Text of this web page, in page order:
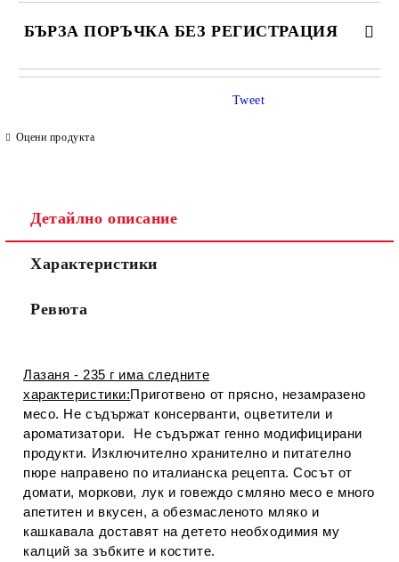
БЪРЗА ПОРЪЧКА БЕЗ РЕГИСТРАЦИЯ
САМО ПОПЪЛНЕТЕ 4 ПОЛЕТА
Съгласен съм сПолитиката за лични данни
Ние ще се свържем с вас в рамките на работния ден.
Оцени продукта
Tweet
Детайлно описание
Характеристики
Ревюта
Лазаня - 235 г има следните
характеристики:Приготвено от прясно, незамразено
месо. Не съдържат консерванти, оцветители и
ароматизатори. Не съдържат генно модифицирани
продукти. Изключително хранително и питателно
пюре направено по италианска рецепта. Сосът от
домати, моркови, лук и говеждо смляно месо е много
апетитен и вкусен, а обезмасленото мляко и
кашкавала доставят на детето необходимия му
калций за зъбките и костите.